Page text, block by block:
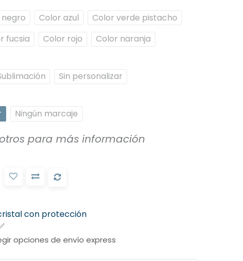
Color azul
Color verde pistacho
fucsia Color rojo Color naranja
Sin personalizar
Ningún marcaje
para más información
con protección
opciones de envío express